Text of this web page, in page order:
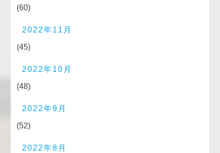
(60)
2022年11月
(45)
2022年10月
(48)
2022年9月
(52)
2022年8月